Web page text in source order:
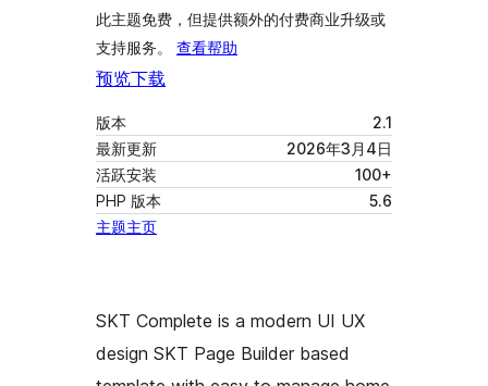
此主题免费，但提供额外的付费商业升级或
支持服务。 查看帮助
预览下载
版本
2.1
最新更新
2026年3月4日
活跃安装
100+
PHP 版本
5.6
主题主页
SKT Complete is a modern UI UX
design SKT Page Builder based